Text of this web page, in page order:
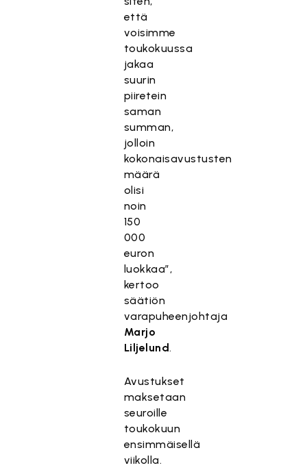
että
voisimme
toukokuussa
jakaa
suurin
piiretein
saman
summan,
jolloin
kokonaisavustusten
määrä
olisi
noin
150
000
euron
luokkaa”,
kertoo
säätiön
varapuheenjohtaja
Marjo
Liljelund.
Avustukset
maksetaan
seuroille
toukokuun
ensimmäisellä
viikolla.